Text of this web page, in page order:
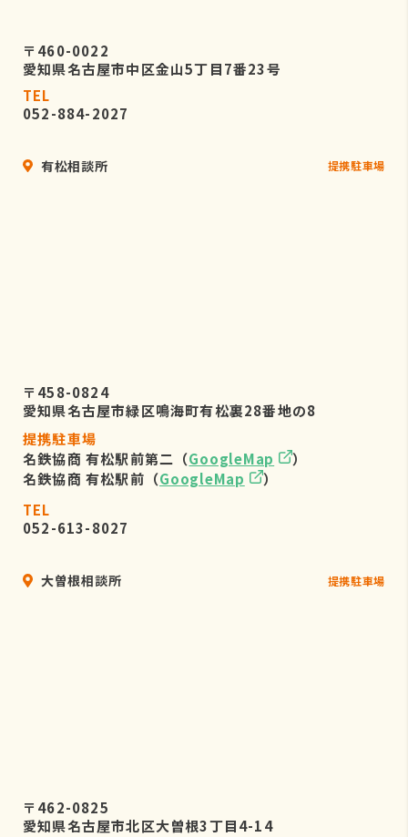
その際、弊社はお客様ご本人を確認さ
せていただいたうえで、合理的な期間
内に対応いたします。
先は、次の通りです。
お客様がご自身の個人情報を弊社に提
供されるか否かは、お客様のご判断に
よりますが、もしご提供されない場合
には、適切なサービスが提供できない
場合がありますので予めご了承くださ
〒460-0022
愛知県名古屋市中区金山5丁目7番23号
TEL
052-884-2027
有松相談所 提携駐車場
〒458-0824
愛知県名古屋市緑区鳴海町有松裏28番地の8
提携駐車場
名鉄協商 有松駅前第二（GoogleMap
）
名鉄協商 有松駅前（GoogleMap
）
TEL
052-613-8027
大曽根相談所 提携駐車場
〒462-0825
愛知県名古屋市北区大曽根3丁目4-14